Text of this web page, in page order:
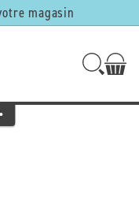
magasin